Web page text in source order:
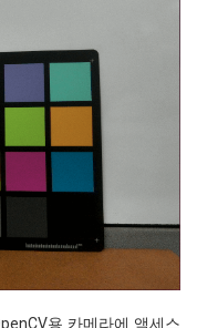
용 카메라에 액세스